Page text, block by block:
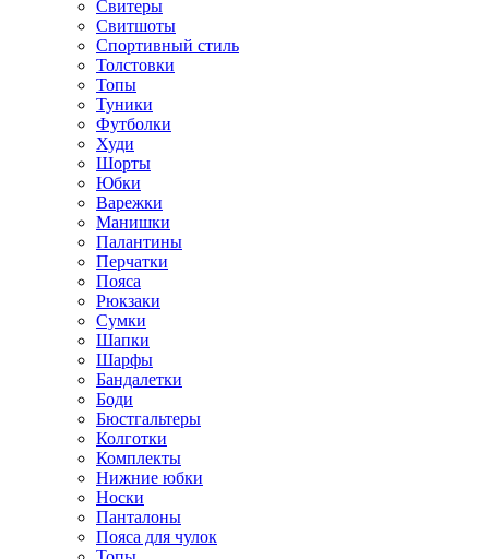
Свитеры
Свитшоты
Спортивный стиль
Толстовки
Топы
Туники
Футболки
Худи
Шорты
Юбки
Варежки
Манишки
Палантины
Перчатки
Пояса
Рюкзаки
Сумки
Шапки
Шарфы
Бандалетки
Боди
Бюстгальтеры
Колготки
Комплекты
Нижние юбки
Носки
Панталоны
Поясa для чулок